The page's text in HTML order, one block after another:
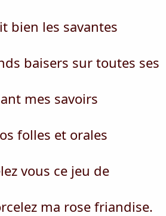
bien les savantes
baisers sur toutes ses
mes savoirs
folles et orales
vous ce jeu de
ma rose friandise.